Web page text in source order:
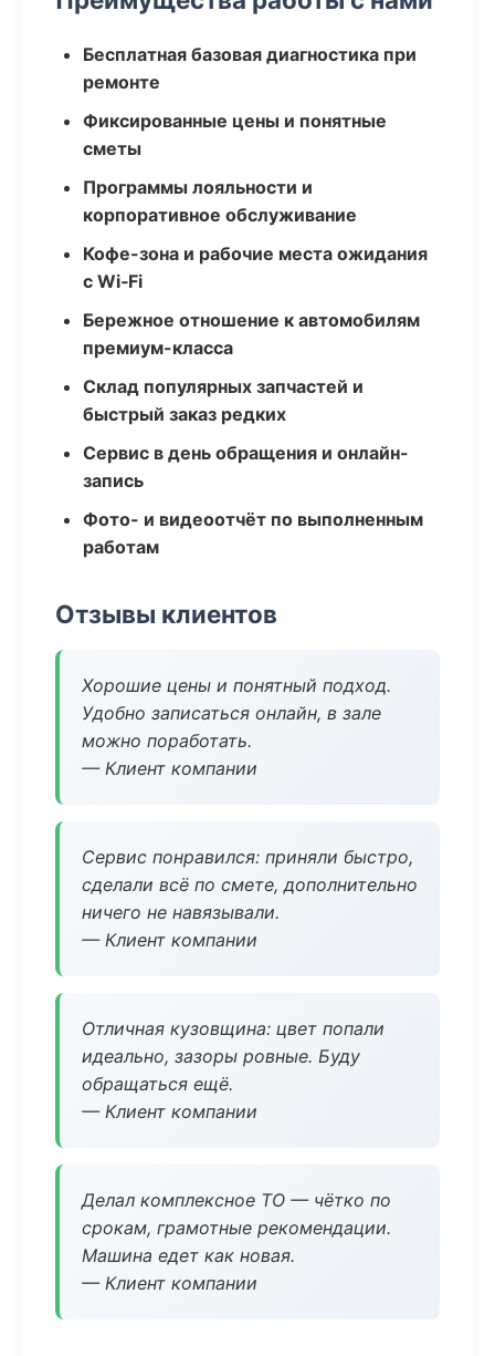
Бесплатная базовая диагностика при
ремонте
Фиксированные цены и понятные
сметы
Программы лояльности и
корпоративное обслуживание
Кофе-зона и рабочие места ожидания
с Wi‑Fi
Бережное отношение к автомобилям
премиум-класса
Склад популярных запчастей и
быстрый заказ редких
Сервис в день обращения и онлайн-
запись
Фото- и видеоотчёт по выполненным
работам
Отзывы клиентов
Хорошие цены и понятный подход.
Удобно записаться онлайн, в зале
можно поработать.
— Клиент компании
Сервис понравился: приняли быстро,
сделали всё по смете, дополнительно
ничего не навязывали.
— Клиент компании
Отличная кузовщина: цвет попали
идеально, зазоры ровные. Буду
обращаться ещё.
— Клиент компании
Делал комплексное ТО — чётко по
срокам, грамотные рекомендации.
Машина едет как новая.
— Клиент компании